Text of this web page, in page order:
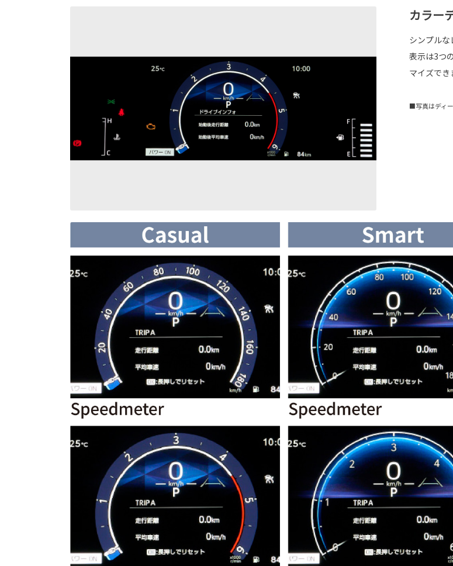
カラー
シンプルな
表示は3つ
マイズでき
■写真はディ